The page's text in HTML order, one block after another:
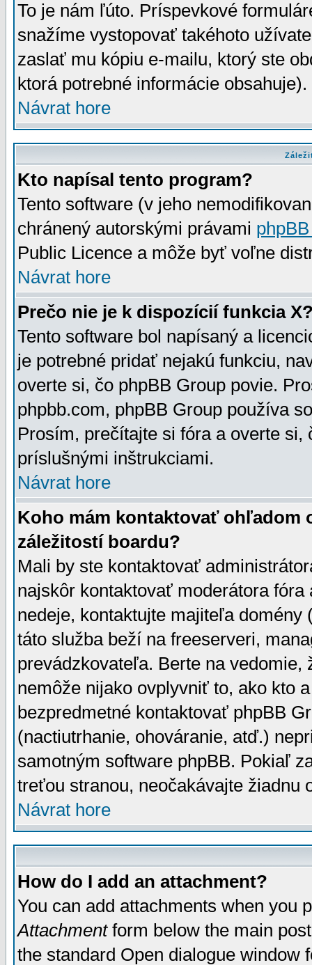
To je nám ľúto. Príspevkové
snažíme vystopovať takéhoto
zaslať mu kópiu e-mailu, ktorý ste
ktorá potrebné informácie
Návrat hore
Kto napísal tento program?
Tento software (v jeho
chránený autorskými právami
Public Licence a môže byť voľne
Návrat hore
Prečo nie je k dispozícií funkcia
Tento software bol napísaný a
je potrebné pridať nejakú funkciu,
overte si, čo phpBB Group povie.
phpbb.com, phpBB Group používa
Prosím, prečítajte si fóra a overte
príslušnými inštrukciami.
Návrat hore
Koho mám kontaktovať ohľadom
záležitostí boardu?
Mali by ste kontaktovať
najskôr kontaktovať moderátora
nedeje, kontaktujte majiteľa
táto služba beží na freeserveri,
prevádzkovateľa. Berte na vedomie,
nemôže nijako ovplyvniť to, ako kto
bezpredmetné kontaktovať phpBB
(nactiutrhanie, ohováranie, atď.)
samotným software phpBB. Pokiaľ
treťou stranou, neočakávajte žiadnu
Návrat hore
How do I add an attachment?
You can add attachments when you
Attachmentform below the main
the standard Open dialogue window